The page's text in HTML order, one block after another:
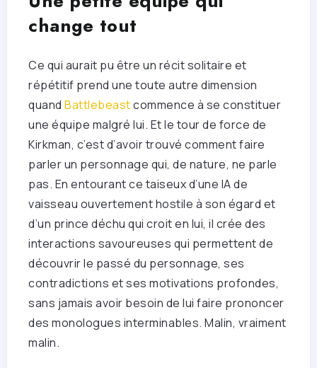
change tout
Ce qui aurait pu être un récit solitaire et
répétitif prend une toute autre dimension
quand Battlebeastcommence à se constituer
une équipe malgré lui. Et le tour de force de
Kirkman, c’est d’avoir trouvé comment faire
parler un personnage qui, de nature, ne parle
pas. En entourant ce taiseux d’une IA de
vaisseau ouvertement hostile à son égard et
d’un prince déchu qui croit en lui, il crée des
interactions savoureuses qui permettent de
découvrir le passé du personnage, ses
contradictions et ses motivations profondes,
sans jamais avoir besoin de lui faire prononcer
des monologues interminables. Malin, vraiment
malin.